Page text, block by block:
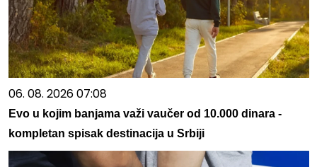
06. 08. 2026 07:08
Evo u kojim banjama važi vaučer od 10.000 dinara -
kompletan spisak destinacija u Srbiji